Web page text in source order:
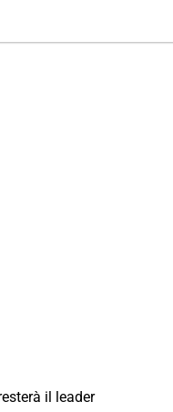
il leader